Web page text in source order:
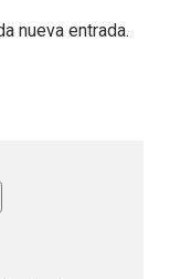
nueva entrada.